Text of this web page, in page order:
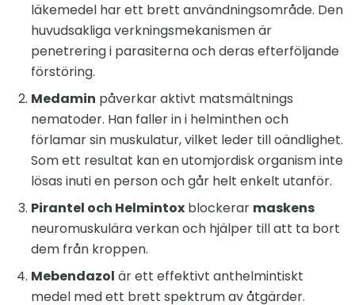
läkemedel har ett brett användningsområde. Den
huvudsakliga verkningsmekanismen är
penetrering i parasiterna och deras efterföljande
förstöring.
Medamin påverkar aktivt matsmältnings
nematoder. Han faller in i helminthen och
förlamar sin muskulatur, vilket leder till oändlighet.
Som ett resultat kan en utomjordisk organism inte
lösas inuti en person och går helt enkelt utanför.
Pirantel och Helmintox blockerar maskens
neuromuskulära verkan och hjälper till att ta bort
dem från kroppen.
Mebendazol är ett effektivt anthelmintiskt
medel med ett brett spektrum av åtgärder.